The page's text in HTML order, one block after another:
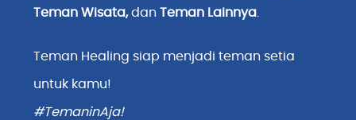
Teman Wisata,danTeman Lainnya
Teman Healing siap menjadi teman setia
untuk kamu!
#TemaninAja!